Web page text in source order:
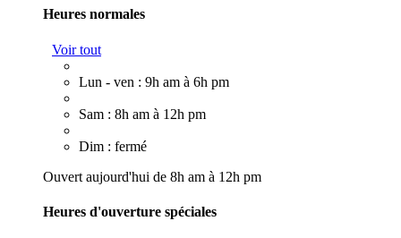
Heures normales
Voir tout
Lun - ven : 9h am à 6h pm
Sam : 8h am à 12h pm
Dim : fermé
Ouvert aujourd'hui de 8h am à 12h pm
Heures d'ouverture spéciales